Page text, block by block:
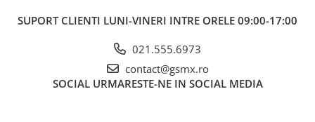
SUPORT CLIENTI LUNI-VINERI INTRE ORELE 09:00-17:00
021.555.6973
contact@gsmx.ro
SOCIAL URMARESTE-NE IN SOCIAL MEDIA